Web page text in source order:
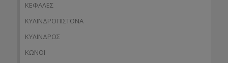
ΚΕΦΑΛΕΣ
ΚΥΛΙΝΔΡΟΠΙΣΤΟΝΑ
ΚΥΛΙΝΔΡΟΣ
ΚΩΝΟΙ